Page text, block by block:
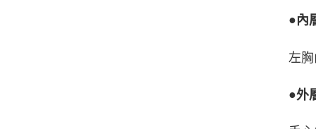
●內
左
●外